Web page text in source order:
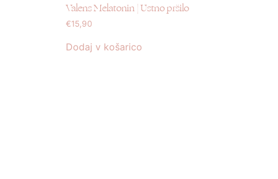
Valens Melatonin | Ustno pršilo
€15,90
Dodaj v košarico